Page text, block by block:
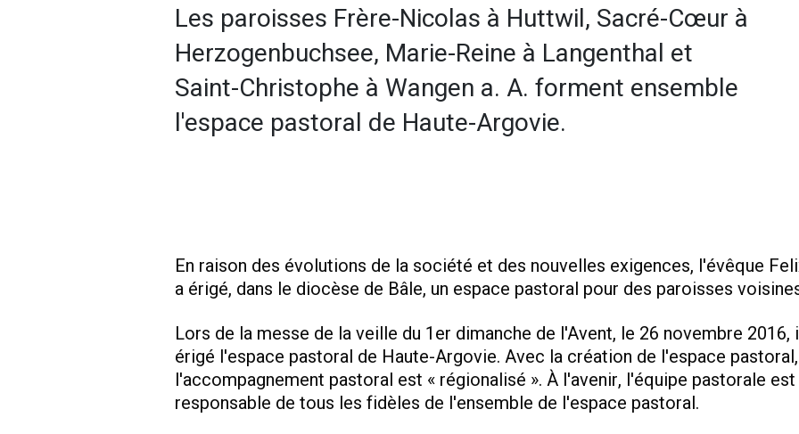
Les paroisses Frère-Nicolas à Huttwil, Sacré-Cœur à
Herzogenbuchsee, Marie-Reine à Langenthal et
Saint-Christophe à Wangen a. A. forment ensemble
l'espace pastoral de Haute-Argovie.
En raison des évolutions de la société et des nouvelles exigences, l'évêque
a érigé, dans le diocèse de Bâle, un espace pastoral pour des paroisses
Lors de la messe de la veille du 1er dimanche de l'Avent, le 26 novembre 2016,
érigé l'espace pastoral de Haute-Argovie. Avec la création de l'espace pastoral,
l'accompagnement pastoral est « régionalisé ». À l'avenir, l'équipe pastorale est
responsable de tous les fidèles de l'ensemble de l'espace pastoral.